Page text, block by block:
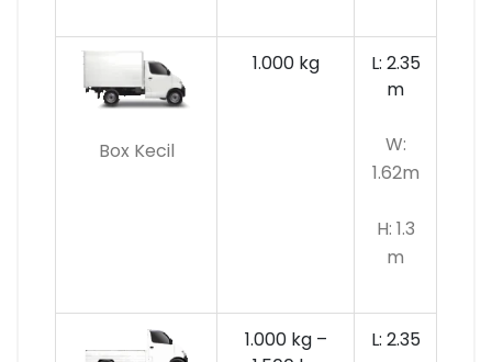
Box Kecil
1.000 kg
L: 2.35
m
W:
1.62m
H: 1.3
m
1.000 kg –
L: 2.35